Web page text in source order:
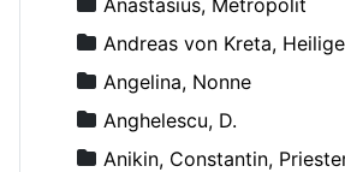
Andreas von Kreta,
Angelina, Nonne
Anghelescu, D.
Anikin, Constantin,